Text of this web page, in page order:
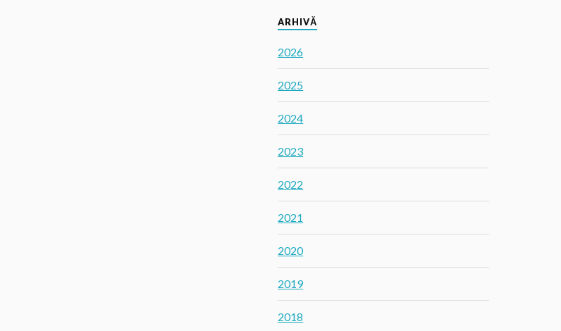
ARHIVĂ
2026
2025
2024
2023
2022
2021
2020
2019
2018